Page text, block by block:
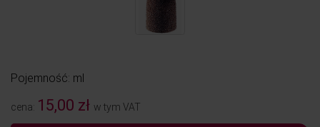
Pojemność: ml
cena: 15,00 zł w tym VAT